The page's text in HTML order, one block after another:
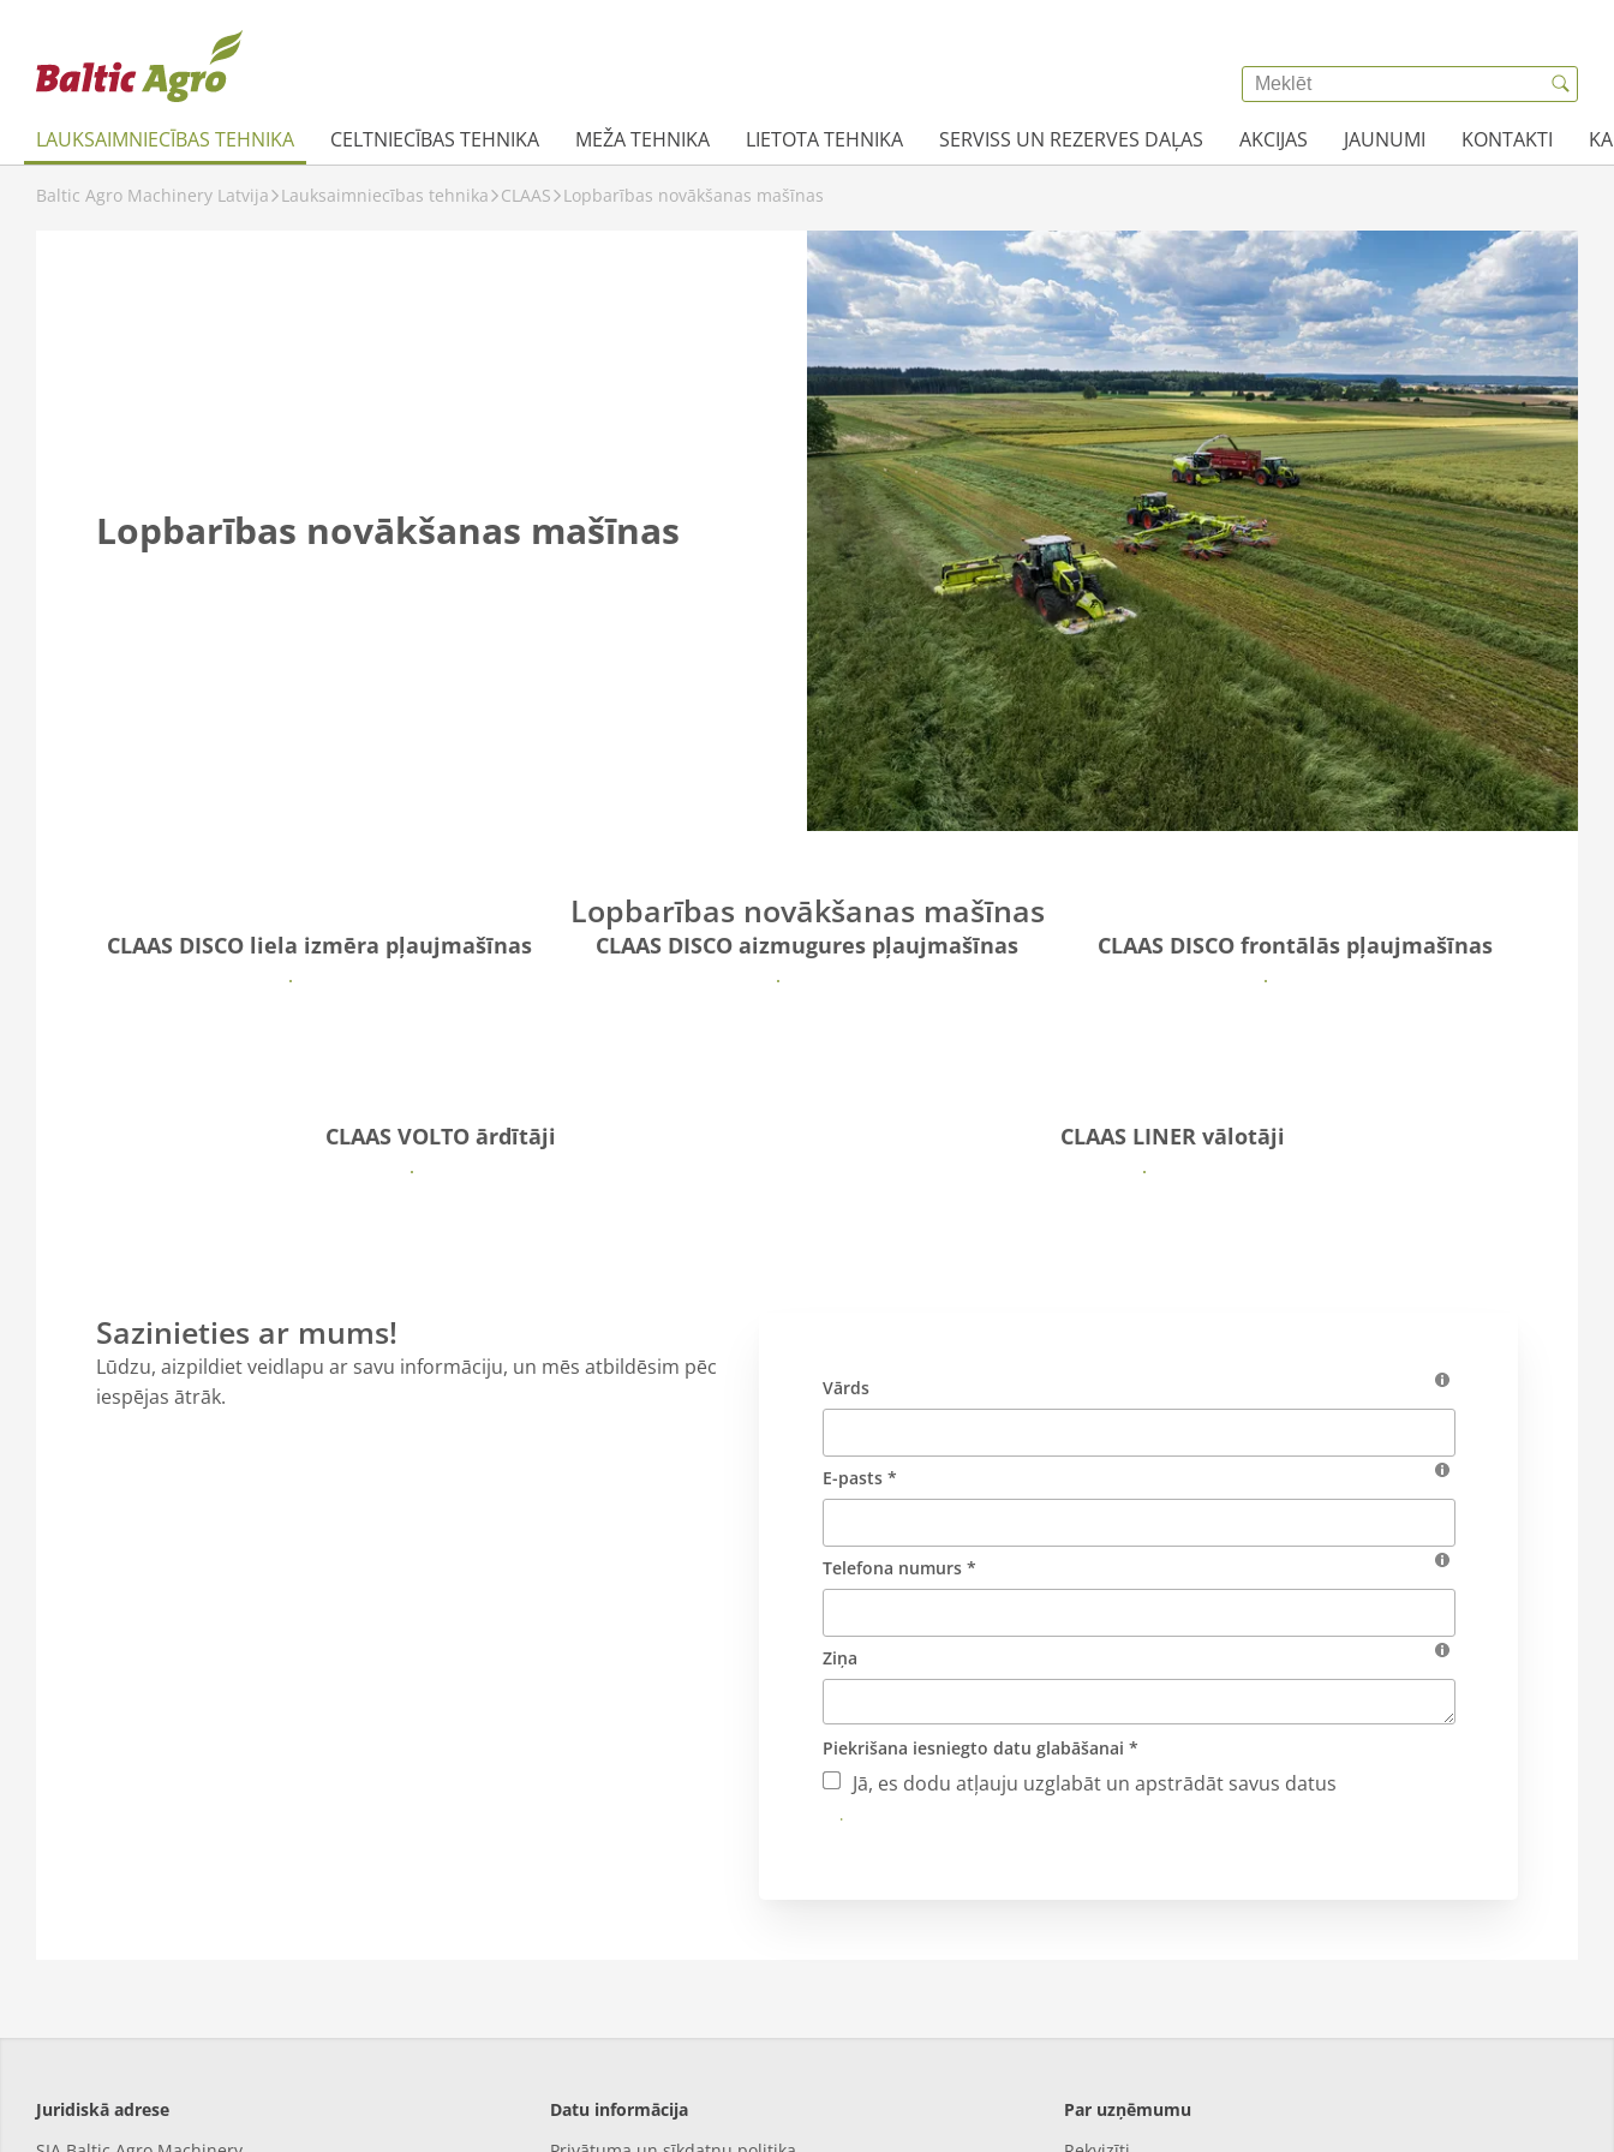
LAUKSAIMNIECĪBAS TEHNIKA CELTNIECĪBAS TEHNIKA MEŽA TEHNIKA LIETOTA TEHNIKA SERVISS UN REZERVES DAĻAS AKCIJAS JAUNUMI KONTAKTI
Baltic Agro Machinery Latvija Lauksaimniecības tehnika CLAAS Lopbarības novākšanas mašīnas
Lopbarības novākšanas mašīnas
Lopbarības novākšanas mašīnas
CLAAS DISCO liela izmēra pļaujmašīnas
Vairāk
CLAAS DISCO aizmugures pļaujmašīnas
Vairāk
CLAAS DISCO frontālās pļaujmašīnas
Vairāk
CLAAS VOLTO ārdītāji
Vairāk
CLAAS LINER vālotāji
Vairāk
Sazinieties ar mums!
Lūdzu, aizpildiet veidlapu ar savu informāciju, un mēs atbildēsim pēc
iespējas ātrāk.
Vārds
E-pasts *
Telefona numurs *
Ziņa
Piekrišana iesniegto datu glabāšanai *
Jā, es dodu atļauju uzglabāt un apstrādāt savus datus
Iesniegt
Juridiskā adrese
Datu informācija
Par uzņēmumu